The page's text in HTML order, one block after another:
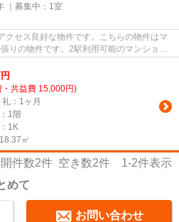
｜募集中： 1室
クセス良好な物件です。こちらの物件はマ
りの物件です。2駅利用可能のマンション
円
・共益費 15,000円)
：1ヶ月
1階
1K
㎡
件数2件 空き数2件 1-2件表示
めて
お問い合わせ